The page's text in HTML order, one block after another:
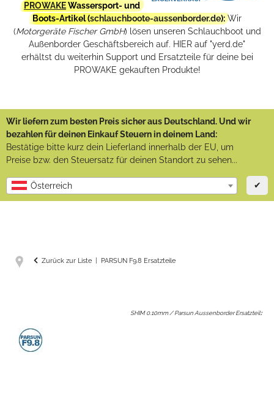
PROWAKEWassersport- und
Boots-Artikel (schlauchboote-aussenborder.de): Wir
(Motorgeräte Fischer GmbH) lösen unseren Schlauchboot und
Außenborder Geschäftsbereich auf. HIER auf "yerd.de"
erhältst du weiterhin Support und Ersatzteile für deine bei
PROWAKE gekauften Produkte!
Wir liefern zum besten Preis sicher aus Deutschland. Und wir
bezahlen für deinen Einkauf Steuern in deinem Land:
Bestätige bitte kurz dein Lieferland innerhalb der EU, um
Preise bzw. den Steuersatz für deinen Standort zu sehen...
Österreich ✔
Zurück zur Liste PARSUN F9.8 Ersatzteile
SHIM 0.10mm / Parsun Aussenborder Ersatzteil: